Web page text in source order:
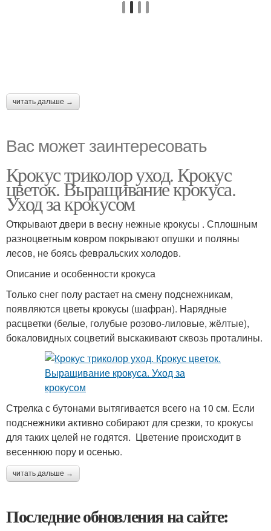
читать дальше →
Вас может заинтересовать
Крокус триколор уход. Крокус
цветок. Выращивание крокуса.
Уход за крокусом
Открывают двери в весну нежные крокусы . Сплошным
разноцветным ковром покрывают опушки и поляны
лесов, не боясь февральских холодов.
Описание и особенности крокуса
Только снег полу растает на смену подснежникам,
появляются цветы крокусы (шафран). Нарядные
расцветки (белые, голубые розово-лиловые, жёлтые),
бокаловидных соцветий выскакивают сквозь проталины.
Стрелка с бутонами вытягивается всего на 10 см. Если
подснежники активно собирают для срезки, то крокусы
для таких целей не годятся. Цветение происходит в
весеннюю пору и осенью.
читать дальше →
Последние обновления на сайте: